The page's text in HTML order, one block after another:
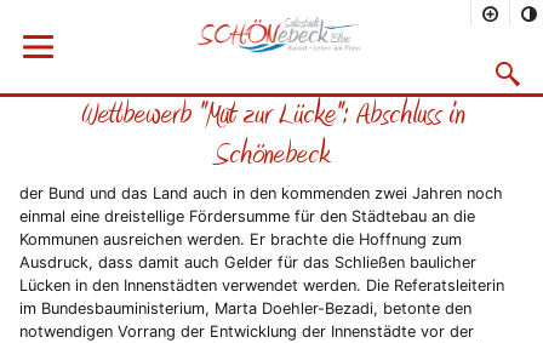
Menü öffnen
Vorheriges Bild
Startseite
Rathaus
Aktuelles 2011
Wettbewerb "Mut zur Lücke": Abschluss in
Schönebeck
der Bund und das Land auch in den kommenden zwei Jahren noch
einmal eine dreistellige Fördersumme für den Städtebau an die
Kommunen ausreichen werden. Er brachte die Hoffnung zum
Ausdruck, dass damit auch Gelder für das Schließen baulicher
Lücken in den Innenstädten verwendet werden. Die Referatsleiterin
im Bundesbauministerium, Marta Doehler-Bezadi, betonte den
notwendigen Vorrang der Entwicklung der Innenstädte vor der